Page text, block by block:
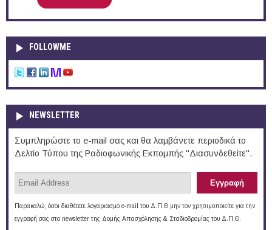
FOLLOWME
NEWSLETTER
Συμπληρώστε το e-mail σας και θα λαμβάνετε περιοδικά το
Δελτίο Τύπου της Ραδιοφωνικής Εκπομπής "Διασυνδεθείτε".
Παρακαλώ, όσοι διαθέτετε λογαριασμό e-mail του Δ.Π.Θ μην τον χρησιμοποιείτε για την
εγγραφή σας στο newsletter της Δομής Απασχόλησης & Σταδιοδρομίας του Δ.Π.Θ.